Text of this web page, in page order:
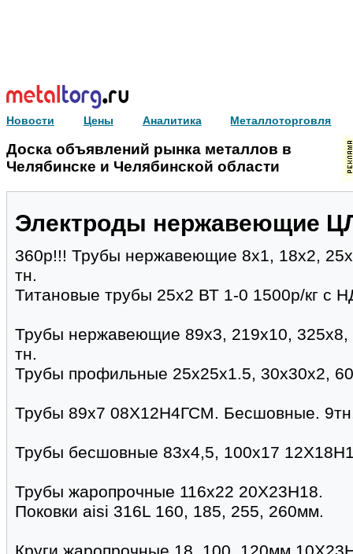
Новости Цены Аналитика Металлоторговля
Доска объявлений рынка металлов в
Челябинске и Челябинской области
Электроды нержавеющие
360р!!! Трубы нержавеющие 8х1, 18х2,
тн.
Титановые трубы 25х2 ВТ 1-0 1500р/кг с
Трубы нержавеющие 89х3, 219х10,
тн.
Трубы профильные 25х25х1.5, 30х30х2,
Трубы 89х7 08Х12Н4ГСМ. Бесшовные.
Трубы бесшовные 83х4,5, 100х17
Трубы жаропрочные 116х22 20Х23Н18.
Поковки aisi 316L 160, 185, 255, 260мм.